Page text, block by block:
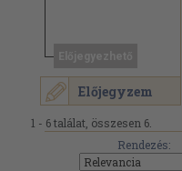
Előjegyzem
1 - 6 találat, összesen 6.
Rendezés: